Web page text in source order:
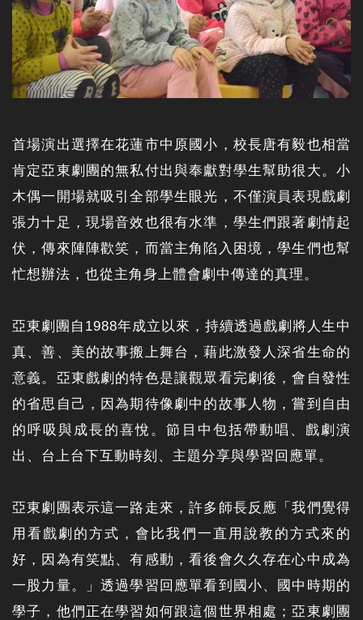
首場演出選擇在花蓮市中原國小，校長唐有毅也相當
肯定亞東劇團的無私付出與奉獻對學生幫助很大。小
木偶一開場就吸引全部學生眼光，不僅演員表現戲劇
張力十足，現場音效也很有水準，學生們跟著劇情起
伏，傳來陣陣歡笑，而當主角陷入困境，學生們也幫
忙想辦法，也從主角身上體會劇中傳達的真理。
亞東劇團自1988年成立以來，持續透過戲劇將人生中
真、善、美的故事搬上舞台，藉此激發人深省生命的
意義。亞東戲劇的特色是讓觀眾看完劇後，會自發性
的省思自己，因為期待像劇中的故事人物，嘗到自由
的呼吸與成長的喜悅。節目中包括帶動唱、戲劇演
出、台上台下互動時刻、主題分享與學習回應單。
亞東劇團表示這一路走來，許多師長反應「我們覺得
用看戲劇的方式，會比我們一直用說教的方式來的
好，因為有笑點、有感動，看後會久久存在心中成為
一股力量。」透過學習回應單看到國小、國中時期的
學子，他們正在學習如何跟這個世界相處；亞東劇團